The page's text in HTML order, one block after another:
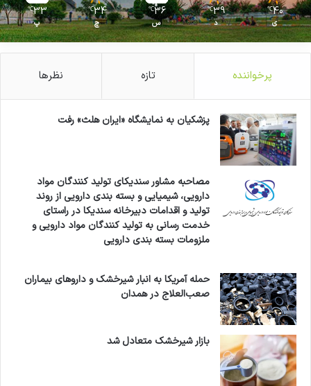
40
℃
ی
39
℃
د
36
℃
س
34
℃
چ
33
℃
پ
پرخواننده تازه نظرها
پزشکیان به نمایشگاه «ایران هلث» رفت
مصاحبه مشاور سندیکای تولید کنندگان مواد
دارویی، شیمیایی و بسته بندی دارویی از روند
تولید و اقدامات دبیرخانه سندیکا در راستای
خدمت رسانی به تولید کنندگان مواد دارویی و
ملزومات بسته بندی دارویی
حمله آمریکا به انبار شیرخشک و داروهای بیماران
صعب‌العلاج در همدان
بازار شیرخشک متعادل شد